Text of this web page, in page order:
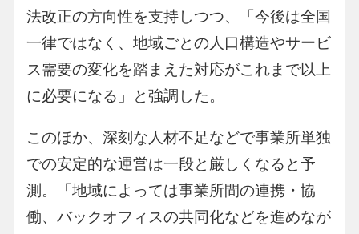
法改正の方向性を支持しつつ、「今後は全国
一律ではなく、地域ごとの人口構造やサービ
ス需要の変化を踏まえた対応がこれまで以上
に必要になる」と強調した。
このほか、深刻な人材不足などで事業所単独
での安定的な運営は一段と厳しくなると予
測。「地域によっては事業所間の連携・協
働、バックオフィスの共同化などを進めなが